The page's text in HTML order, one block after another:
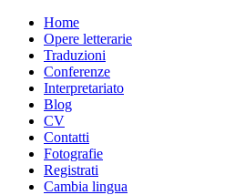
Home
Opere letterarie
Traduzioni
Conferenze
Interpretariato
Blog
CV
Contatti
Fotografie
Registrati
Cambia lingua